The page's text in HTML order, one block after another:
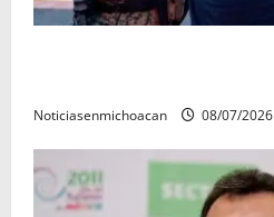
Noticiasenmichoacan 08/07/2026